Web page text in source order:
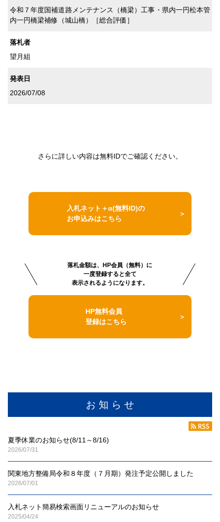
お 知 ら せ
夏季休業のお知らせ(8/11～8/16)
2026/07/31
関東地方整備局令和８年度（７月期）発注予定公開しました
2026/07/01
入札ネット簡易検索画面リニューアルのお知らせ
2025/04/24
令和７年度国補道路メンテナンス（橋梁）工事・県内一円松本管
内一円橋梁補修（城山橋）［総合評価］
落札者
望月組
発表日
2026/07/08
さらに詳しい内容は無料IDでご確認ください。
入札ネット＋α(無料ID)の
お申込みはこちら
落札金額は、HP会員（無料）に
一度登録すると全て
表示されるようになります。
HP無料会員
登録はこちら